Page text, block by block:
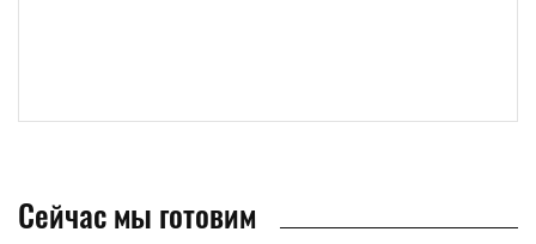
Сейчас мы готовим